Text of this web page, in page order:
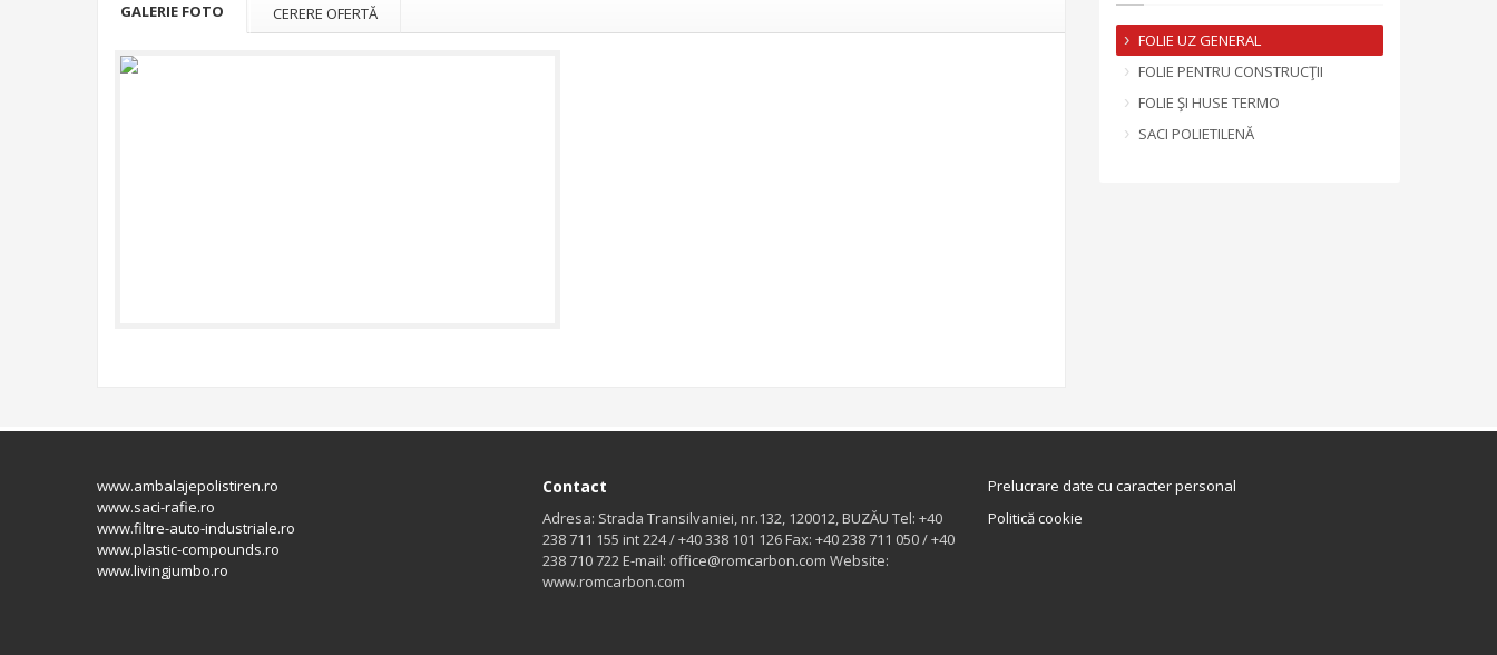
GALERIE FOTO CERERE OFERTĂ
FOLIE UZ GENERAL
FOLIE PENTRU CONSTRUCŢII
FOLIE ŞI HUSE TERMO
SACI POLIETILENĂ
www.ambalajepolistiren.ro
www.saci-rafie.ro
www.filtre-auto-industriale.ro
www.plastic-compounds.ro
www.livingjumbo.ro
Contact
Adresa: Strada Transilvaniei, nr.132, 120012, BUZĂU Tel: +40
238 711 155 int 224 / +40 338 101 126 Fax: +40 238 711 050 / +40
238 710 722 E-mail: office@romcarbon.com Website:
www.romcarbon.com
Prelucrare date cu caracter personal
Politică cookie